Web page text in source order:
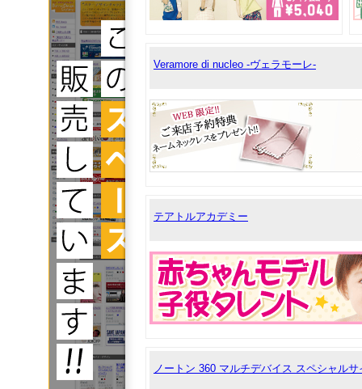
Veramore di nucleo -ヴェラモーレ-
テアトルアカデミー
ノートン 360 マルチデバイス スペシャルサ